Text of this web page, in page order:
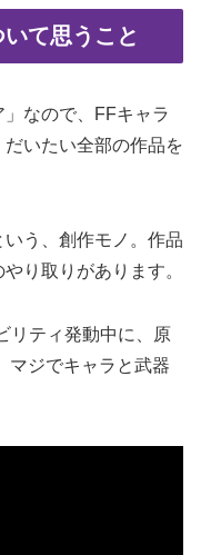
て思うこと
なので、FFキャラ
いたい全部の作品を
う、創作モノ。作品
り取りがあります。
リティ発動中に、原
マジでキャラと武器